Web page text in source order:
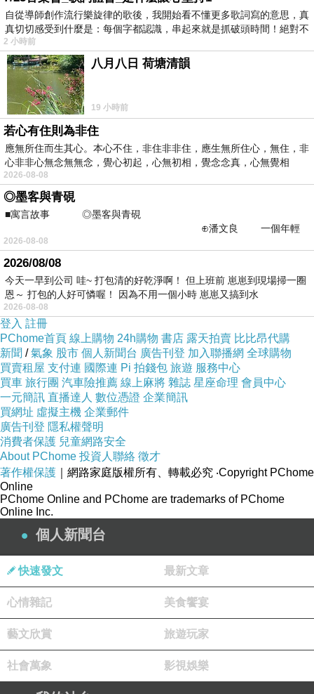
上一篇：貼心女友會做的事-上
下一篇：在外租屋的辛酸事
免費小遊戲
2017-10-03 11:15:48
到處逛逛~
吃喝玩樂
2017-08-29 09:24:25
親愛的台長︰
文章，將會出現在新聞台首頁哈燒文章區塊輪播。
請您繼續保持每日撰寫文章的好習慣，期待您提供
自從導師創作流行樂旋律的歌後，我開始看不懂更多歌詞寫的意思，真
真切切感受到什麼是：每個字都認識，串起來就是抓破頭時間！絕對不
2 小時前
八月八日 荷塘清韻
19 小時前
若心有住則為非住
應無所住而生其心。本心不住，非住非非住，應生無所住心，無住，非
心非非心無念無無念，覺心初起，心無初相，覺念念真，心無覺相
2026-08-08
◎墨客與青硯
■寓言故事 ◎墨客與青硯
⊕潘文良 一個年輕
的墨客，在京城的古玩肆裡
2026-08-08
2026/08/08
今天一早到公司 哇~ 打包清的好乾淨啊！ 但上班前 崽崽到現場掃一圈
恩～ 打包的人好可憐喔！ 因為不用一個小時 崽崽又搞到水
2026-08-08
登入 註冊
PChome首頁 線上購物 24h購物 書店 露天拍賣 比比昂代購
新聞 /氣象 股市 個人新聞台 廣告刊登 加入聯播網 全球購物
買賣租屋 支付連 國際連 Pi 拍錢包 旅遊 服務中心
買車 旅行團 汽車險推薦 線上麻將 雜誌 星座命理 會員中心
一元簡訊 直播達人 數位憑證 企業簡訊
買網址 虛擬主機 企業郵件
廣告刊登 隱私權聲明
消費者保護 兒童網路安全
About PChome 投資人聯絡 徵才
著作權保護 ｜網路家庭版權所有、轉載必究 ‧Copyright PChome
Online
PChome Online and PChome are trademarks of PChome
Online Inc.
個人新聞台
快速發文 最新文章
心情雜記 美食饗宴
藝文欣賞 旅遊玩家
社會萬象 影視娛樂